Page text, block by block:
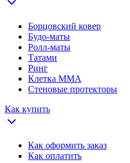
Борцовский ковер
Будо-маты
Ролл-маты
Татами
Ринг
Клетка ММА
Стеновые протекторы
Как купить
Как оформить заказ
Как оплатить